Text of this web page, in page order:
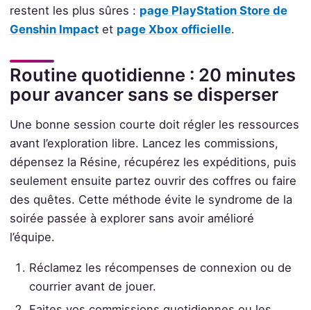
restent les plus sûres : page PlayStation Store de
Genshin Impactet page Xbox officielle.
Routine quotidienne : 20 minutes
pour avancer sans se disperser
Une bonne session courte doit régler les ressources
avant l’exploration libre. Lancez les commissions,
dépensez la Résine, récupérez les expéditions, puis
seulement ensuite partez ouvrir des coffres ou faire
des quêtes. Cette méthode évite le syndrome de la
soirée passée à explorer sans avoir amélioré
l’équipe.
Réclamez les récompenses de connexion ou de
courrier avant de jouer.